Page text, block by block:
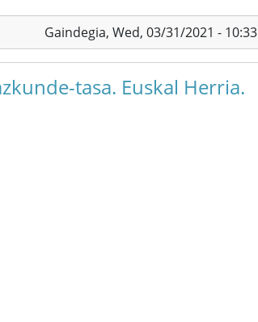
Gaindegia, Wed, 03/31/2021 - 10:33
tasa. Euskal Herria.